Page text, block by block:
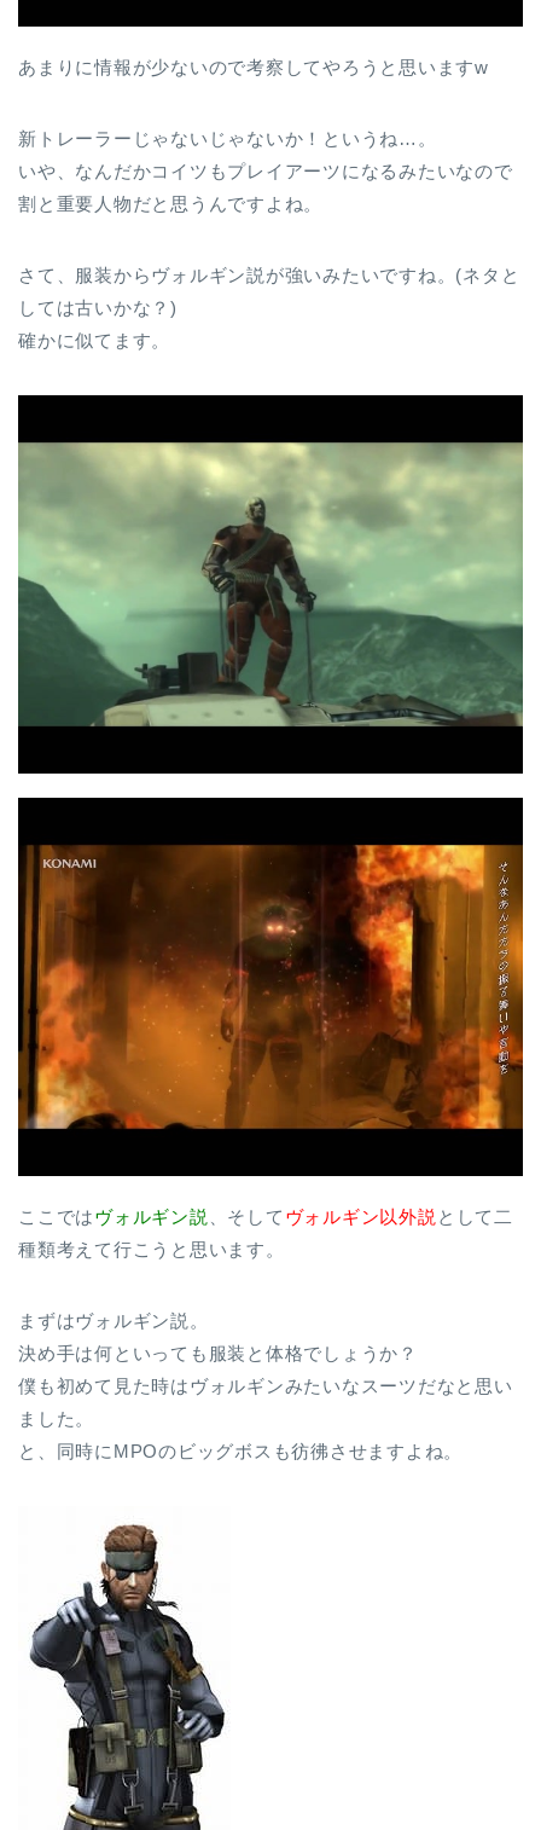
あまりに情報が少ないので考察してやろうと思いますw
新トレーラーじゃないじゃないか！というね…。
いや、なんだかコイツもプレイアーツになるみたいなので
割と重要人物だと思うんですよね。
さて、服装からヴォルギン説が強いみたいですね。(ネタと
しては古いかな？)
確かに似てます。
ここではヴォルギン説 、そして ヴォルギン以外説 として二
種類考えて行こうと思います。
まずはヴォルギン説。
決め手は何といっても服装と体格でしょうか？
僕も初めて見た時はヴォルギンみたいなスーツだなと思い
ました。
と、同時にMPOのビッグボスも彷彿させますよね。